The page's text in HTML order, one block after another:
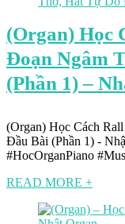
(Organ) Học
Đoạn Ngâm
(Phần 1) –
(Organ) Học Cách
Đầu Bài (Phần 1) -
#HocOrganPiano
READ MORE +